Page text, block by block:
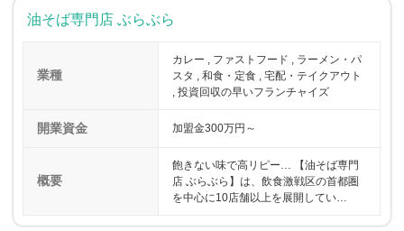
油そば専門店 ぶらぶら
業種
カレー , ファストフード , ラーメン・パ
スタ , 和食・定食 , 宅配・テイクアウト
, 投資回収の早いフランチャイズ
開業資金 加盟金300万円～
概要
飽きない味で高リピー… 【油そば専門
店 ぶらぶら】は、飲食激戦区の首都圏
を中心に10店舗以上を展開してい…